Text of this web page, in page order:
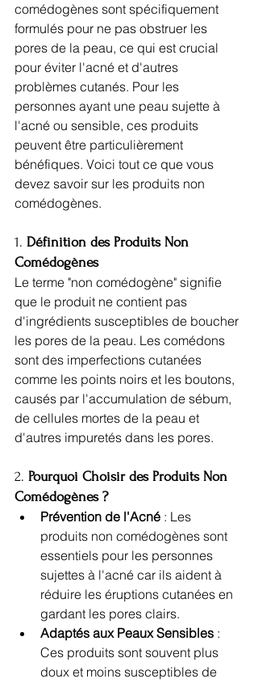
comédogènes sont spécifiquement
formulés pour ne pas obstruer les
pores de la peau, ce qui est crucial
pour éviter l'acné et d'autres
problèmes cutanés. Pour les
personnes ayant une peau sujette à
l'acné ou sensible, ces produits
peuvent être particulièrement
bénéfiques. Voici tout ce que vous
devez savoir sur les produits non
comédogènes.
1. Définition des Produits Non
Comédogènes
Le terme "non comédogène" signifie
que le produit ne contient pas
d'ingrédients susceptibles de boucher
les pores de la peau. Les comédons
sont des imperfections cutanées
comme les points noirs et les boutons,
causés par l'accumulation de sébum,
de cellules mortes de la peau et
d'autres impuretés dans les pores.
2. Pourquoi Choisir des Produits Non
Comédogènes ?
Prévention de l'Acné : Les
produits non comédogènes sont
essentiels pour les personnes
sujettes à l'acné car ils aident à
réduire les éruptions cutanées en
gardant les pores clairs.
Adaptés aux Peaux Sensibles :
Ces produits sont souvent plus
doux et moins susceptibles de